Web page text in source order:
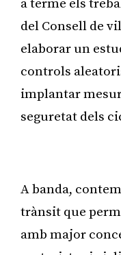
a terme els
del Consell de
elaborar un
controls
implantar
seguretat dels
A banda,
trànsit que
amb major